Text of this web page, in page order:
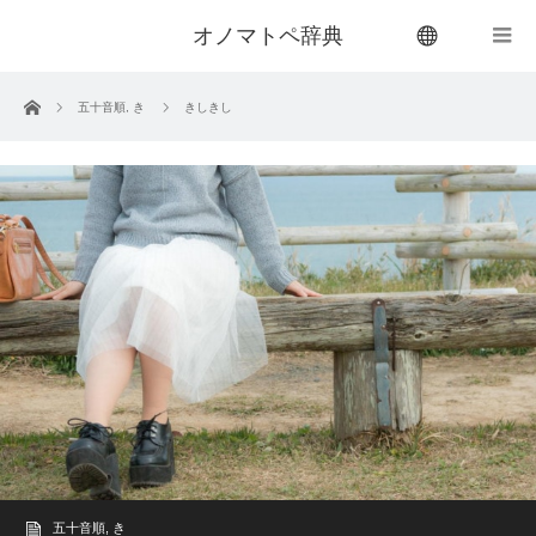
オノマトペ辞典
ホーム 五十音順 き きしきし
五十音順 き